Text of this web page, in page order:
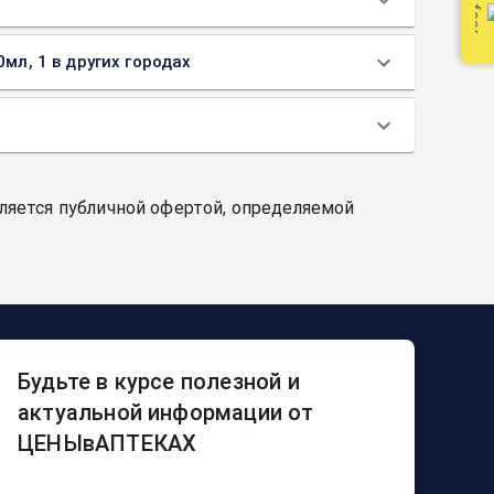
1 в других городах
публичной офертой, определяемой
Будьте в курсе полезной и
актуальной информации от
ЦЕНЫвАПТЕКАХ